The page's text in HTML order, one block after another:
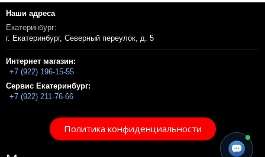
Наши адреса
Екатеринбург:
г. Екатеринбург, Северный переулок, д. 5
Интернет магазин:
+7 (922) 196-15-55
Сервис Екатеринбург:
+7 (922) 211-76-66
Политика конфиденциальности